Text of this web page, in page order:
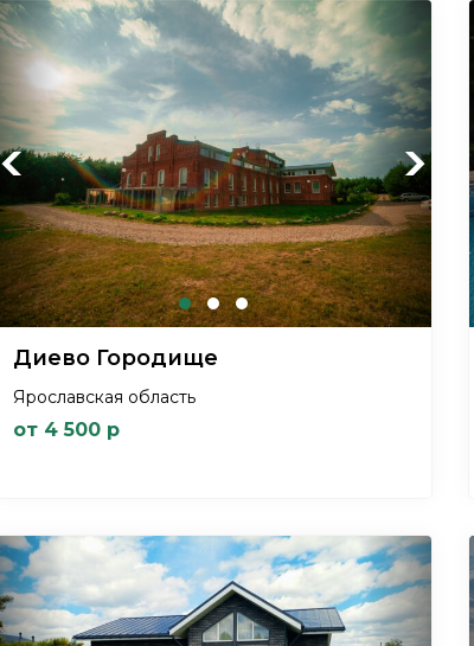
Previous Next
Диево Городище
Ярославская область
от 4 500 р